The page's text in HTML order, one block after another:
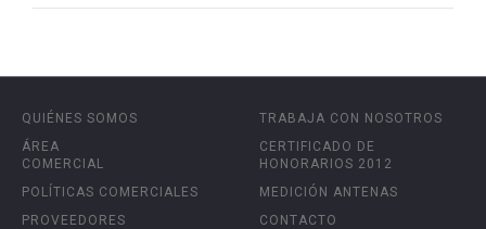
QUIÉNES SOMOS
ÁREA
COMERCIAL
POLÍTICAS COMERCIALES
PROVEEDORES
TRABAJA CON NOSOTROS
CERTIFICADO DE
HONORARIOS 2012
MEDICIÓN ANTENAS
CONTACTO